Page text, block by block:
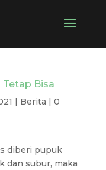
Bisa
| Berita | 0
diberi pupuk
dan subur, maka